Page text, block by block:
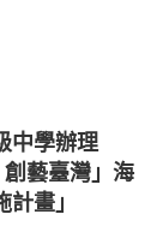
中學辦理
創藝臺灣」海
畫」